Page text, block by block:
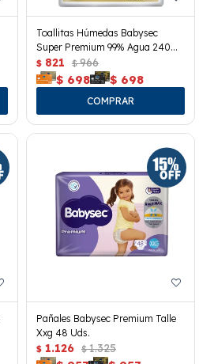
Toallitas Húmedas Babysec
Super Premium 99% Agua 240
Uds.
$ 821 $ 966
$ 698 $ 698
Pañales Babysec Premium Talle
Xxg 48 Uds.
$ 1.126 $ 1.325